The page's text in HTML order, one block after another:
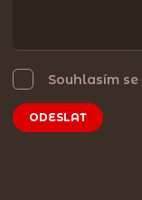
Souhlasím se
ODESLAT